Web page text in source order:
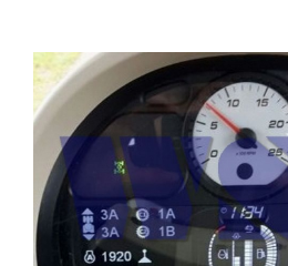
View
Larger
Image